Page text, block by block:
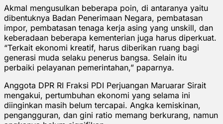
Akmal mengusulkan beberapa poin, di antaranya yaitu
dibentuknya Badan Penerimaan Negara, pembatasan
impor, pembatasan tenaga kerja asing yang unskill, dan
keberadaan beberapa kementerian juga harus diperkuat.
“Terkait ekonomi kreatif, harus diberikan ruang bagi
generasi muda selaku penerus bangsa. Selain itu
perbaiki pelayanan pemerintahan,” paparnya.
Anggota DPR RI Fraksi PDI Perjuangan Maruarar Sirait
mengakui, pertumbuhan ekonomi yang selama ini
diinginkan masih belum tercapai. Angka kemiskinan,
pengangguran, dan gini ratio memang berkurang, namun